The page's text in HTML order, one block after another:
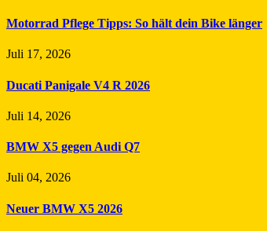
Motorrad Pflege Tipps: So hält dein Bike länger
Juli 17, 2026
Ducati Panigale V4 R 2026
Juli 14, 2026
BMW X5 gegen Audi Q7
Juli 04, 2026
Neuer BMW X5 2026